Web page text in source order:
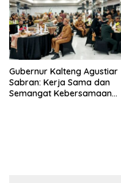
Gubernur Kalteng Agustiar
Sabran: Kerja Sama dan
Semangat Kebersamaan